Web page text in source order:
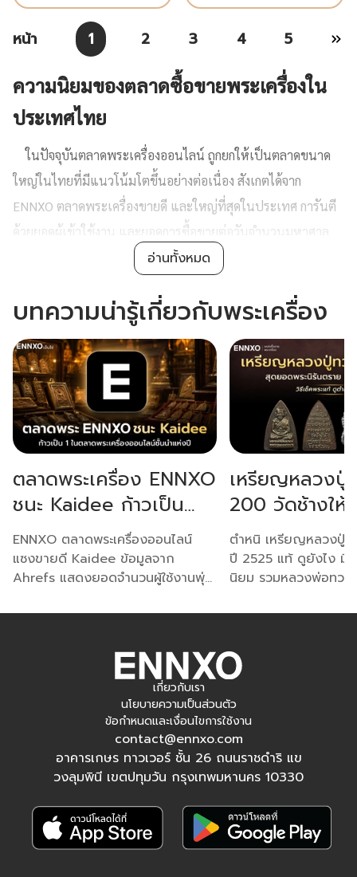
หน้า 1 2 3 4 5
ความนิยมของตลาดซื้อขายพระเครื่องใน
ประเทศไทย
ในปัจจุบันตลาดพระเครื่องออนไลน์ ถูกยกให้เป็นตลาดขนาด
ใหญ่ในไทยที่มีแนวโน้มโตขึ้นอย่างต่อเนื่อง สังเกตได้จาก
ENNXO ตลาดพระเครื่องขายดี และใหญ่ที่สุดในประเทศ การันตี
ด้วยยอดผู้เข้าใช้งาน และยอดการซื้อขายต่อวันจำนวนมหาศาล
แล้วพระเครื่องเกิดขึ้นได้อย่างไร ทำไมพระเครื่องขายดี และได้
รับความนิยมมาก? โดยการเกิดขึ้นของพระเครื่องนั้นมีมายาวนาน
เริ่มต้นมาจากการทำพระพิมพ์ ซึ่งเป็นพระพุทธรูปที่มีขนาดเล็ก
ประกอบกับได้รับอิทธิพลเรื่องศาสนาและความเชื่อที่มีการบูชา
เครื่องรางของขลังเข้ามา ทำให้เกิดวิวัฒนาการกลายเป็นพระ
เครื่องในปัจจุบัน
ปัจจัยสำคัญที่ทำให้พระเครื่องขายดีและได้รับความนิยมจากคน
ทุกเพศทุกวัย มาจากคุณค่าทางพุทธศิลป์ที่งดงามตามแต่ละยุค
สมัย, กระแสความศรัทธาในพุทธคุณโดดเด่นครอบจักรวาล ไม่ว่า
จะเป็นเรื่องโชคลาภ แคล้วคลาดปลอดภัย ตลอดจนเรื่องธุรกิจ และ
ยังรวมไปถึงความเคารพต่อพระเกจิอาจารย์ในแต่ละท่าน ทำให้
ตลาดพระเครื่องยังคงคึกคักและขยายตัวอย่างไม่มีที่สิ้นสุด
สำหรับเหล่านักสะสมหรือใครที่อยากเริ่มซื้อขายพระในตลาด
พระเครื่องออนไลน์ เอ็นโซ่มีข้อมูลเบื้องต้นเกี่ยวกับวิธีดูพระเครื่อง
ขายดีที่นิยมซื้อหากันในตลาดโดยแบ่งเป็นประเภทพระเครื่อง
และประเภทเนื้อพระ มีดังนี้
ประเภทพระเครื่องขายดี นิยมเช่าหาสูง
ประเภทของพระเครื่องขายดีในปัจจุบันสามารถแบ่งออกเป็น 2
ประเภทใหญ่ๆ ด้วยกัน ดังนี้
อ่านทั้งหมด
บทความน่ารู้เกี่ยวกับพระเครื่อง
ตลาดพระเครื่อง ENNXO
ชนะ Kaidee ก้าวเป็น
อันดับ 1 ตลาดชั้นนำ
ENNXO ตลาดพระเครื่องออนไลน์
แซงขายดี Kaidee ข้อมูลจาก
Ahrefs แสดงยอดจำนวนผู้ใช้งานพุ่ง
เครื่อง ยอดนิยมขายดีที่เอ็นโซ่ ครบใน
เหรียญหลวงปู่
200 วัดช้างให้
ทุกพิมพ์นิยม
ตำหนิ เหรียญหลวงปู่
ปี 2525 แท้ ดูยังไง
นิยม รวมหลวงพ่อทวด
เล็ก เหรียญราคาล่าสุ
เกี่ยวกับเรา
นโยบายความเป็นส่วนตัว
ข้อกำหนดและเงื่อนไขการใช้งาน
contact@ennxo.com
อาคารเกษร ทาวเวอร์ ชั้น 26 ถนนราชดำริ แข
วงลุมพินี เขตปทุมวัน กรุงเทพมหานคร 10330